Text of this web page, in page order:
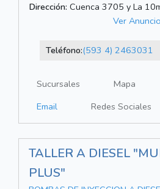
Dirección: Cuenca 3705 y La
Ver Anuncio
Teléfono:(593 4) 2463031
Sucursales Mapa
Email
Redes Sociales
TALLER A DIESEL
PLUS"